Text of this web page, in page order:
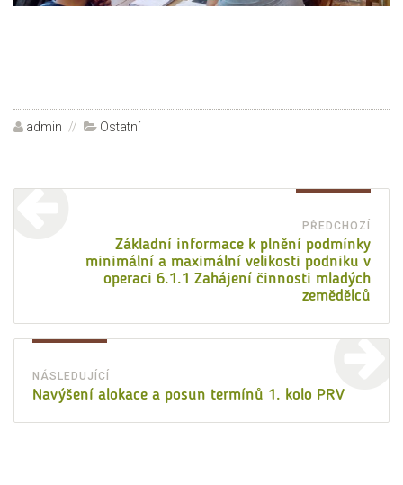
Autor:
admin Rubriky:
Ostatní
příspěvek
PŘEDCHOZÍ
Základní informace k plnění podmínky
minimální a maximální velikosti podniku v
operaci 6.1.1 Zahájení činnosti mladých
zemědělců
NÁSLEDUJÍCÍ
Následující
Navýšení alokace a posun termínů 1. kolo PRV